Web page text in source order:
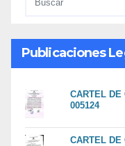
Publicaciones
CARTEL DE
005124
CARTEL DE